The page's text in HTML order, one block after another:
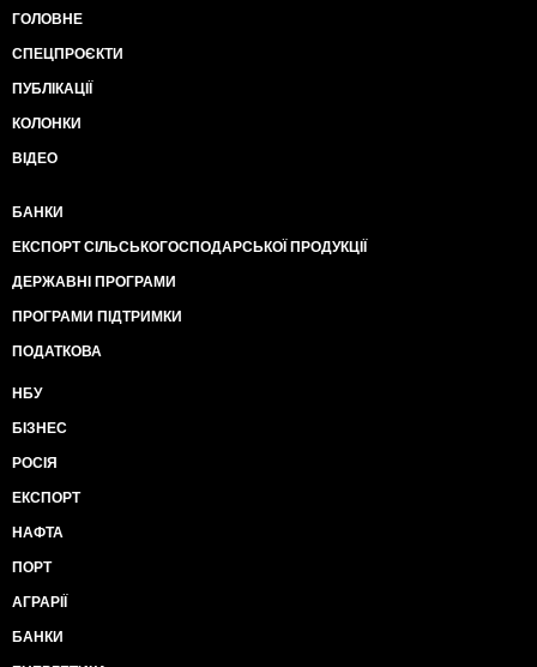
ГОЛОВНЕ
СПЕЦПРОЄКТИ
ПУБЛІКАЦІЇ
КОЛОНКИ
ВІДЕО
БАНКИ
ЕКСПОРТ СІЛЬСЬКОГОСПОДАРСЬКОЇ ПРОДУКЦІЇ
ДЕРЖАВНІ ПРОГРАМИ
ПРОГРАМИ ПІДТРИМКИ
ПОДАТКОВА
НБУ
БІЗНЕС
РОСІЯ
ЕКСПОРТ
НАФТА
ПОРТ
АГРАРІЇ
БАНКИ